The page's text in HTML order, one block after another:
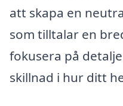
att skapa en
som tilltalar en
fokusera på
skillnad i hur ditt